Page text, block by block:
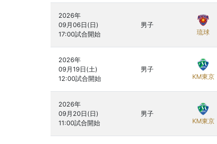
2026年
09月06日(日)
男子
琉球
2026年
09月19日(土)
男子
KM東京
2026年
09月20日(日)
男子
KM東京